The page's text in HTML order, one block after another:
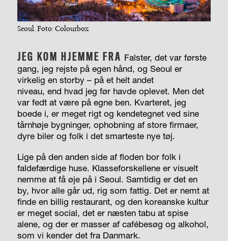
Seoul. Foto: Colourbox
JEG KOM HJEMME FRA Falster, det var første
gang, jeg rejste på egen hånd, og Seoul er
virkelig en storby – på et helt andet
niveau, end hvad jeg før havde oplevet. Men det
var fedt at være på egne ben. Kvarteret, jeg
boede i, er meget rigt og kendetegnet ved sine
tårnhøje bygninger, ophobning af store firmaer,
dyre biler og folk i det smarteste nye tøj.
Lige på den anden side af floden bor folk i
faldefærdige huse. Klasseforskellene er visuelt
nemme at få øje på i Seoul. Samtidig er det en
by, hvor alle går ud, rig som fattig. Det er nemt at
finde en billig restaurant, og den koreanske kultur
er meget social, det er næsten tabu at spise
alene, og der er masser af cafébesøg og alkohol,
som vi kender det fra Danmark.